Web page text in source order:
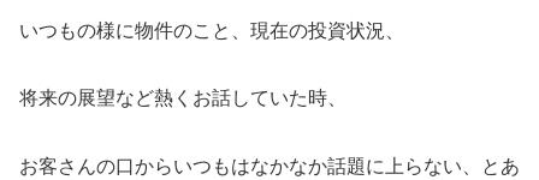
いつもの様に物件のこと、現在の投資状況、
将来の展望など熱くお話していた時、
お客さんの口からいつもはなかなか話題に上らない、とあ